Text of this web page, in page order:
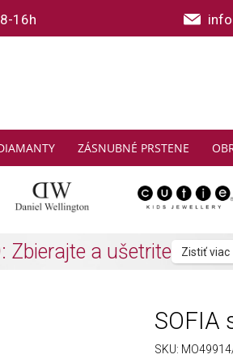
16h
ZÁSNUBNÉ PRSTENE
z
SOFIA
SKU: